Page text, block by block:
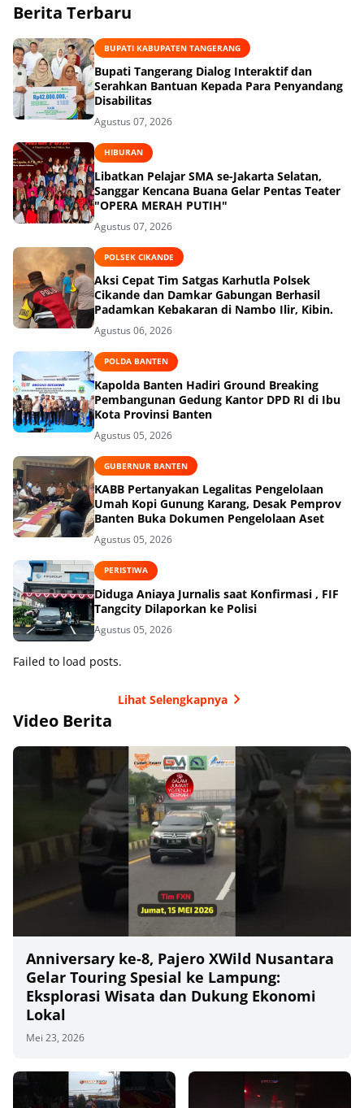
Berita Terbaru
BUPATI KABUPATEN TANGERANG
Bupati Tangerang Dialog Interaktif dan
Serahkan Bantuan Kepada Para Penyandang
Disabilitas
Agustus 07, 2026
HIBURAN
Libatkan Pelajar SMA se-Jakarta Selatan,
Sanggar Kencana Buana Gelar Pentas Teater
"OPERA MERAH PUTIH"
Agustus 07, 2026
POLSEK CIKANDE
Aksi Cepat Tim Satgas Karhutla Polsek
Cikande dan Damkar Gabungan Berhasil
Padamkan Kebakaran di Nambo Ilir, Kibin.
Agustus 06, 2026
POLDA BANTEN
Kapolda Banten Hadiri Ground Breaking
Pembangunan Gedung Kantor DPD RI di Ibu
Kota Provinsi Banten
Agustus 05, 2026
GUBERNUR BANTEN
KABB Pertanyakan Legalitas Pengelolaan
Umah Kopi Gunung Karang, Desak Pemprov
Banten Buka Dokumen Pengelolaan Aset
Agustus 05, 2026
PERISTIWA
Diduga Aniaya Jurnalis saat Konfirmasi , FIF
Tangcity Dilaporkan ke Polisi
Agustus 05, 2026
Failed to load posts.
Lihat Selengkapnya
Video Berita
Anniversary ke‑8, Pajero XWild Nusantara
Gelar Touring Spesial ke Lampung:
Eksplorasi Wisata dan Dukung Ekonomi
Lokal
Mei 23, 2026